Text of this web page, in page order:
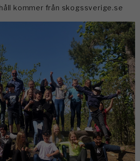
kommer från skogssverige.se